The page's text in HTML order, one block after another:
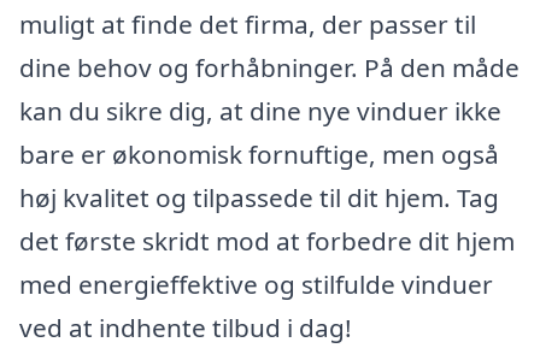
muligt at finde det firma, der passer til
dine behov og forhåbninger. På den måde
kan du sikre dig, at dine nye vinduer ikke
bare er økonomisk fornuftige, men også
høj kvalitet og tilpassede til dit hjem. Tag
det første skridt mod at forbedre dit hjem
med energieffektive og stilfulde vinduer
ved at indhente tilbud i dag!